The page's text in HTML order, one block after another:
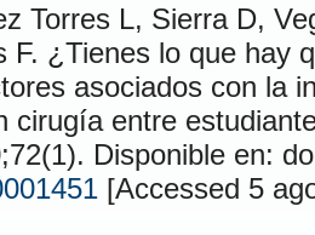
TorresL, SierraD,
F. ¿Tienes lo que hay que tener?: Un análisis
asociados con la
cirugía entre
. 2020;72(1). Disponible en: